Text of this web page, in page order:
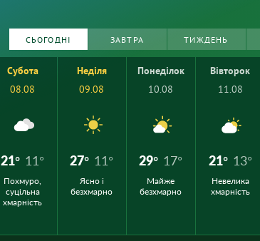
СЬОГОДНІ ЗАВТРА ТИЖДЕНЬ
Субота
08.08
21° 11°
Похмуро,
суцільна
хмарність
Неділя
09.08
27° 11°
Ясно і
безхмарно
Понеділок
10.08
29° 17°
Майже
безхмарно
Вівторок
11.08
21° 13°
Невелика
хмарність